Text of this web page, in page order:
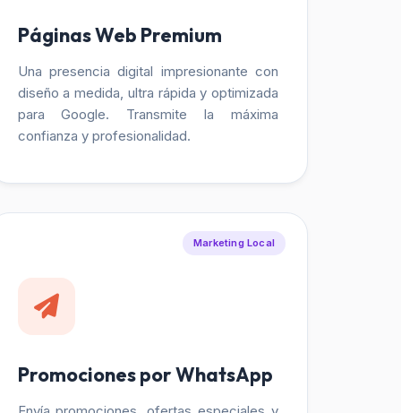
Páginas Web Premium
Una presencia digital impresionante con
diseño a medida, ultra rápida y optimizada
para Google. Transmite la máxima
confianza y profesionalidad.
Marketing Local
Promociones por WhatsApp